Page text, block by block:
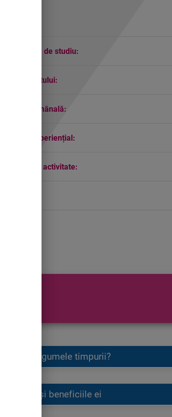
Tema anuală de studiu:
Când, cum și de ce se întâmplă?
Tema proiectului:
Ce mă înconjoară?
Tema săptămânală:
Vitamine, vitamine, de la cine?
Domeniul experiențial:
Categoria de activitate:
Ce sunt legumele timpurii?
Ridichea și beneficiile ei